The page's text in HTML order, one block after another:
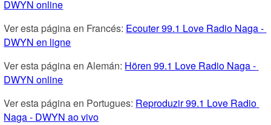
DWYN online
Ver esta página en Francés: Ecouter 99.1 Love Radio Naga -
DWYN en ligne
Ver esta página en Alemán: Hören 99.1 Love Radio Naga -
DWYN online
Ver esta página en Portugues: Reproduzir 99.1 Love Radio
Naga - DWYN ao vivo